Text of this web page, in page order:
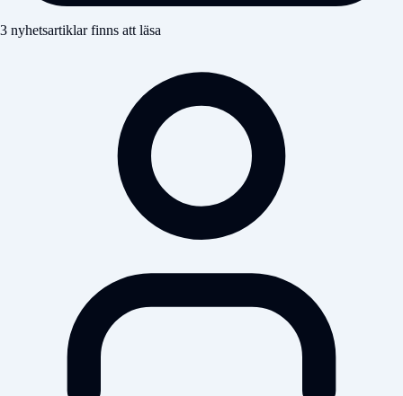
3 nyhetsartiklar finns att läsa